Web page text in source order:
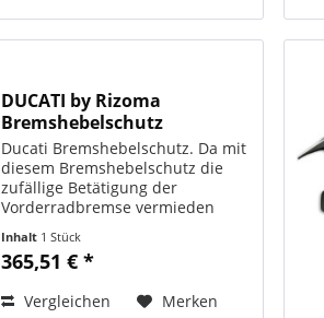
DUCATI by Rizoma
Bremshebelschutz
Ducati Bremshebelschutz. Da mit
diesem Bremshebelschutz die
zufällige Betätigung der
Vorderradbremse vermieden
die Sicherheit für den Fahrer.
Umfasst auch das linke
Zusammenarbeit mit...
Inhalt 1 Stück
365,51 € *
Vergleichen Merken